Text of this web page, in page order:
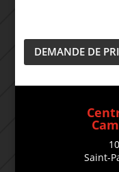
DEMANDE DE
Saint-